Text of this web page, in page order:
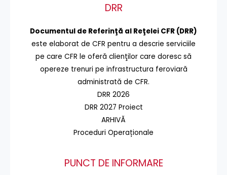
DRR
Documentul de Referinţă al Reţelei CFR (DRR)
este elaborat de CFR pentru a descrie serviciile
pe care CFR le oferă clienţilor care doresc să
opereze trenuri pe infrastructura feroviară
administrată de CFR.
DRR 2026
DRR 2027 Proiect
ARHIVĂ
Proceduri Operaționale
PUNCT DE INFORMARE